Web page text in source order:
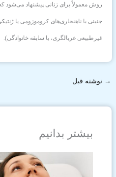
روش معمولاً برای زنانی پیشنهاد می‌شود
جنینی با ناهنجاری‌های کروموزومی یا
غیرطبیعی غربالگری، یا سابقه خانوادگی).
→ نوشته قبل
بیشتر بدانیم